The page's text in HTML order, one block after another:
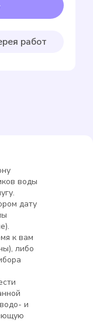
работ
воды
дату
к вам
либо
и